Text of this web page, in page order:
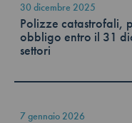
30 dicembre 2025
Polizze catastrofali,
obbligo entro il 31
settori
7 gennaio 2026